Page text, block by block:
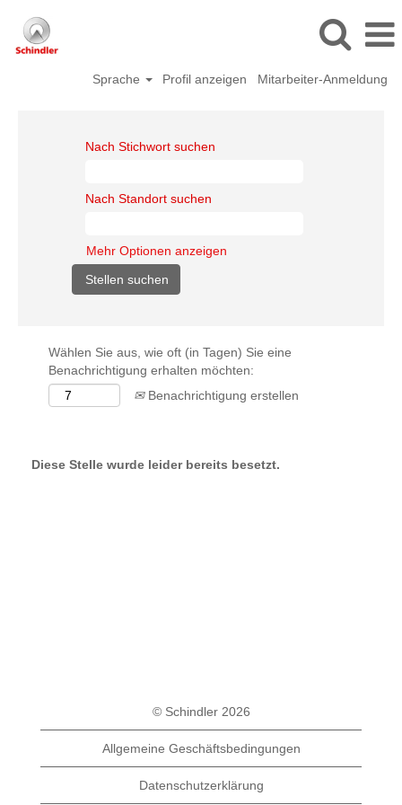
Sprache Profil anzeigen Mitarbeiter-Anmeldung
Nach Stichwort suchen
Nach Standort suchen
Mehr Optionen anzeigen
Wählen Sie aus, wie oft (in Tagen) Sie eine
Benachrichtigung erhalten möchten:
Benachrichtigung erstellen
Diese Stelle wurde leider bereits besetzt.
© Schindler 2026
Allgemeine Geschäftsbedingungen
Datenschutzerklärung